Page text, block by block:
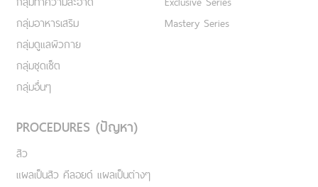
กลุ่มอาหารเสริม
กลุ่มดูแลผิวกาย
กลุ่มชุดเซ็ต
กลุ่มอื่นๆ
Mastery Series
PROCEDURES (ปัญหา)
สิว
แผลเป็นสิว คีลอยด์ แผลเป็นต่างๆ